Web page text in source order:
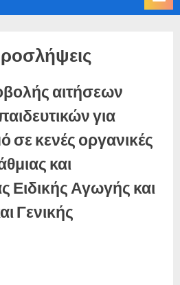
αιτήσεων
για
σε κενές οργανικές
και
Ειδικής Αγωγής και
Γενικής